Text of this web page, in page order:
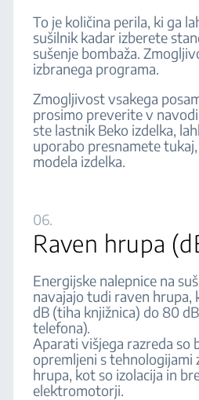
To je količina perila, ki ga
sušilnik kadar izberete
sušenje bombaža.
izbranega programa.
Zmogljivost vsakega
prosimo preverite v
ste lastnik Beko izdelka,
uporabo presnamete
modela izdelka.
06.
Raven hrupa
Energijske nalepnice na
navajajo tudi raven hrupa,
dB (tiha knjižnica) do 80
telefona).
Aparati višjega razreda so
opremljeni s tehnologijami
hrupa, kot so izolacija in
elektromotorji.